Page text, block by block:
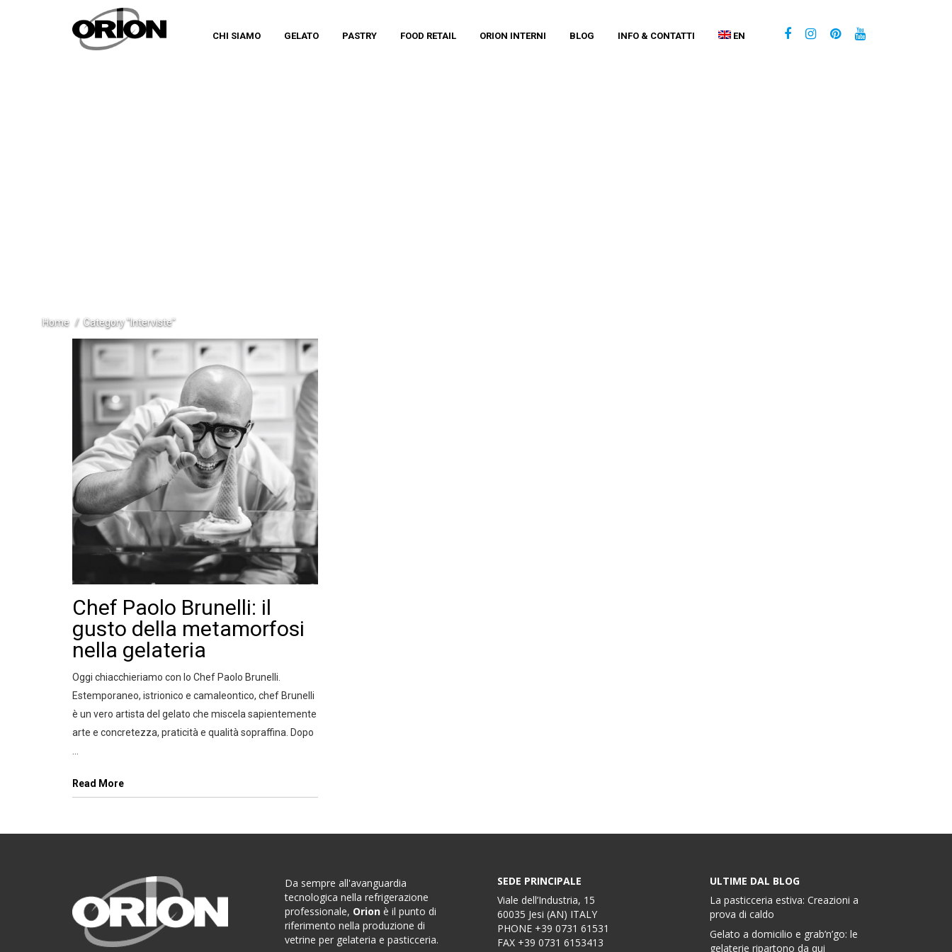
CHI SIAMO GELATO PASTRY FOOD RETAIL ORION INTERNI BLOG INFO & CONTATTI EN
Home Category "Interviste"
Chef Paolo Brunelli: il
gusto della metamorfosi
nella gelateria
Oggi chiacchieriamo con lo Chef Paolo Brunelli.
Estemporaneo, istrionico e camaleontico, chef Brunelli
è un vero artista del gelato che miscela sapientemente
arte e concretezza, praticità e qualità sopraffina. Dopo
Read More
Da sempre all'avanguardia
tecnologica nella refrigerazione
professionale, Orion è il punto di
riferimento nella produzione di
vetrine per gelateria e pasticceria.
SEDE PRINCIPALE
Viale dell’Industria, 15
60035 Jesi (AN) ITALY
PHONE +39 0731 61531
FAX +39 0731 6153413
ULTIME DAL BLOG
La pasticceria estiva: Creazioni a
prova di caldo
Gelato a domicilio e grab’n’go: le
gelaterie ripartono da qui